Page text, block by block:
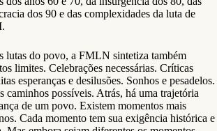
dos 90 e das complexidades da luta de
lutas do povo, a FMLN sintetiza também
limites. Celebrações necessárias. Críticas
esperanças e desilusões. Sonhos e pesadelos.
caminhos possíveis. Atrás, há uma trajetória
de um povo. Existem momentos mais
Cada momento tem sua exigência histórica e